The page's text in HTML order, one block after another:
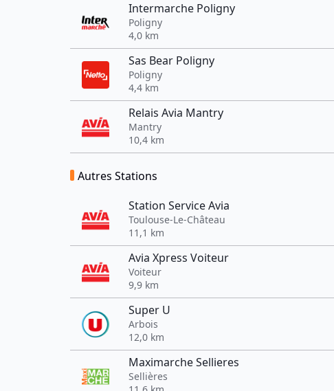
Intermarche Poligny
Poligny
4,0 km
Sas Bear Poligny
Poligny
4,4 km
Relais Avia Mantry
Mantry
10,4 km
Autres Stations
Station Service Avia
Toulouse-Le-Château
11,1 km
Avia Xpress Voiteur
Voiteur
9,9 km
Super U
Arbois
12,0 km
Maximarche Sellieres
Sellières